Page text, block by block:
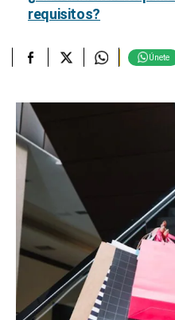
requisitos?
Únete